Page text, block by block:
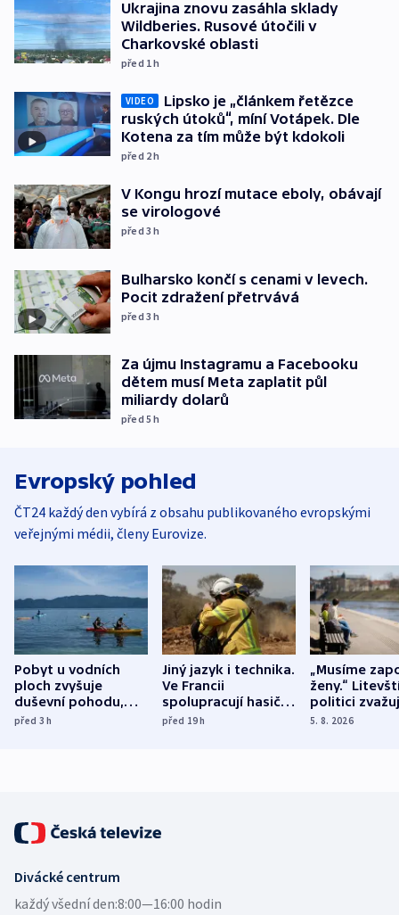
Ukrajina znovu zasáhla sklady
Wildberies. Rusové útočili v
Charkovské oblasti
před 1h
VIDEO
Lipsko je „článkem řetězce
ruských útoků“, míní Votápek. Dle
Kotena za tím může být kdokoli
před 2h
V Kongu hrozí mutace eboly, obávají
se virologové
před 3h
Bulharsko končí s cenami v levech.
Pocit zdražení přetrvává
před 3h
Za újmu Instagramu a Facebooku
dětem musí Meta zaplatit půl
miliardy dolarů
před 5h
Evropský pohled
ČT24 každý den vybírá z obsahu publikovaného evropskými
veřejnými médii, členy Eurovize.
Pobyt u vodních
ploch zvyšuje
duševní pohodu,
ukázala
před 3h
Jiný jazyk i technika.
Ve Francii
spolupracují hasiči z
různých zemí
před 19h
„Musíme
ženy.“
politici
dohodu o
5. 8. 2026
Divácké centrum
každý všední den:8:00—16:00 hodin